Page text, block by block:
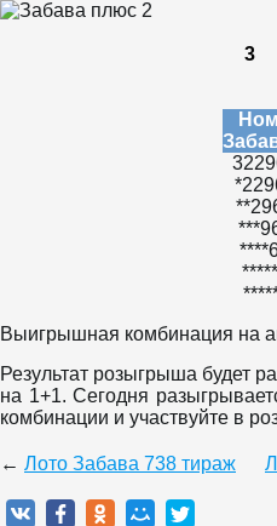
3
Выигрышная комбинация на
Результат розыгрыша будет
на 1+1. Сегодня
комбинации и участвуйте в
← Лото Забава 738 тираж